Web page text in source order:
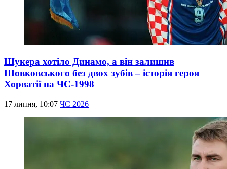
Шукера хотіло Динамо, а він залишив
Шовковського без двох зубів – історія героя
Хорватії на ЧС-1998
17 липня, 10:07 ЧС 2026